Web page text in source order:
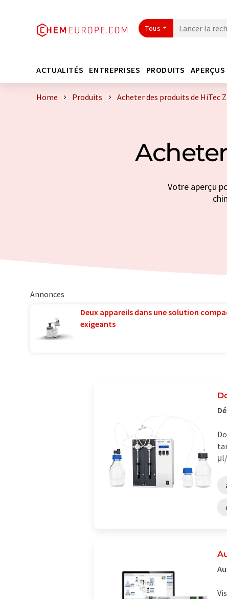
Tous
ACTUALITÉS ENTREPRISES PRODUITS
Home Produits Acheter des produits de HiTec
Votre aperçu
Annonces
Deux appareils dans une solution
exigeants